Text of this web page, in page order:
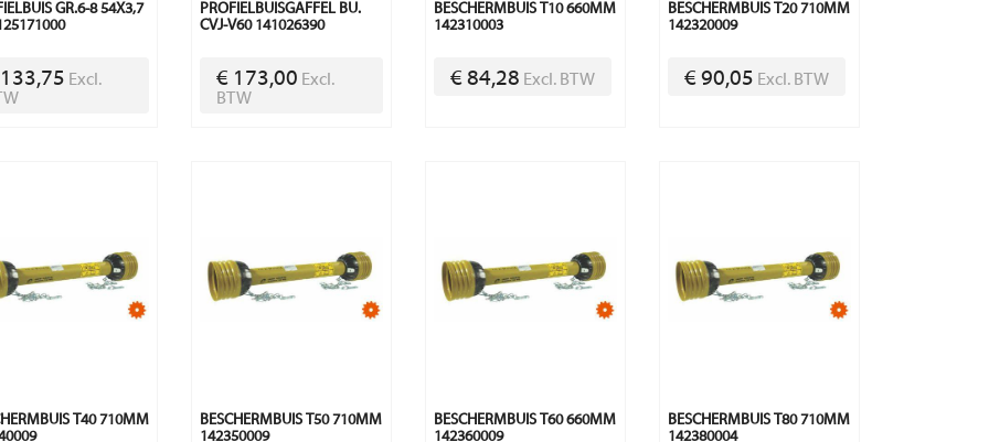
GR.6-8 54X3,7
Excl.
PROFIELBUISGAFFEL BU.
CVJ-V60 141026390
€ 173,00 Excl.
BTW
BESCHERMBUIS T10 660MM
142310003
€ 84,28 Excl. BTW
BESCHERMBUIS T20 710MM
142320009
€ 90,05 Excl. BTW
T40 710MM
BESCHERMBUIS T50 710MM
142350009
BESCHERMBUIS T60 660MM
142360009
BESCHERMBUIS T80 710MM
142380004